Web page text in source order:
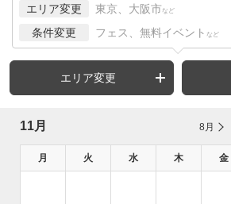
エリア変更 東京、大阪市 など
条件変更 フェス、無料イベント など
エリア変更
11月 8月
月 火 水 木 金